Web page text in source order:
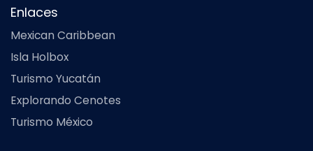
Enlaces
Mexican Caribbean
Isla Holbox
Turismo Yucatán
Explorando Cenotes
Turismo México